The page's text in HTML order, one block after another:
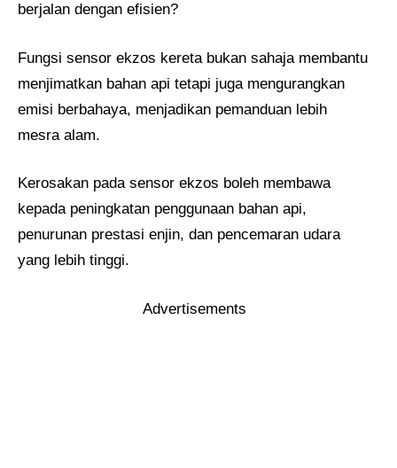
berjalan dengan efisien?
Fungsi sensor ekzos kereta bukan sahaja membantu
menjimatkan bahan api tetapi juga mengurangkan
emisi berbahaya, menjadikan pemanduan lebih
mesra alam.
Kerosakan pada sensor ekzos boleh membawa
kepada peningkatan penggunaan bahan api,
penurunan prestasi enjin, dan pencemaran udara
yang lebih tinggi.
Advertisements